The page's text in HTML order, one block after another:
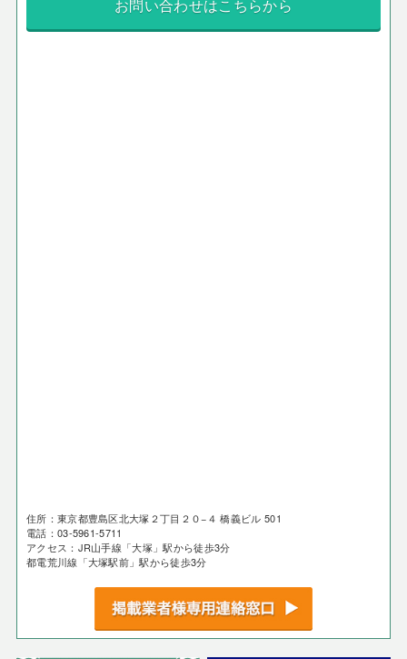
お問い合わせはこちらから
住所：東京都豊島区北大塚２丁目２０−４ 橋義ビル 501
電話：03-5961-5711
アクセス：JR山手線「大塚」駅から徒歩3分
都電荒川線「大塚駅前」駅から徒歩3分